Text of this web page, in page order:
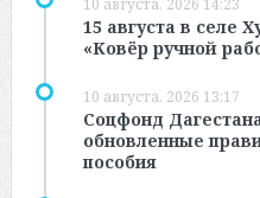
15 августа в селе
«Ковёр ручной
10 августа, 2026 13:17
Соцфонд
обновленные
пособия